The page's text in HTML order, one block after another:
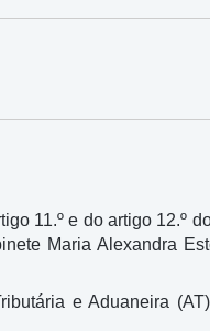
11.º e do artigo 12.º
Maria Alexandra
e Aduaneira